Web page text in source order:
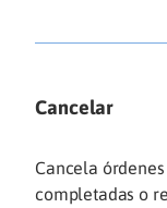
Cancelar
Cancela
completadas o